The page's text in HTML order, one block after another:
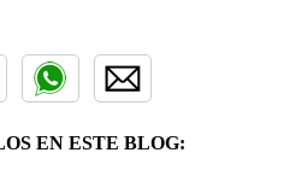
EN ESTE BLOG: